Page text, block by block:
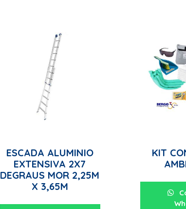
ESCADA ALUMINIO
EXTENSIVA 2X7
DEGRAUS MOR 2,25M
X 3,65M
KIT